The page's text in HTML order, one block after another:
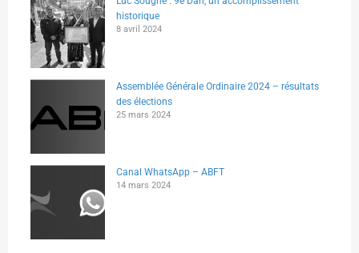
historique
8 avril 2024
Assemblée Générale Ordinaire 2024 – résultats
des élections
25 mars 2024
Canal WhatsApp – ABFT
14 mars 2024